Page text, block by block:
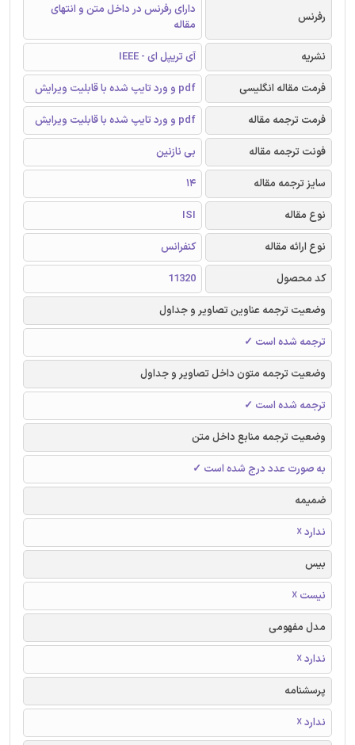
رفرنس
دارای رفرنس در داخل متن و انتهای
مقاله
نشریه
آی تریپل ای - IEEE
فرمت مقاله انگلیسی
pdf و ورد تایپ شده با قابلیت ویرایش
فرمت ترجمه مقاله
pdf و ورد تایپ شده با قابلیت ویرایش
فونت ترجمه مقاله
بی نازنین
سایز ترجمه مقاله
14
نوع مقاله
ISI
نوع ارائه مقاله
کنفرانس
کد محصول
11320
وضعیت ترجمه عناوین تصاویر و جداول
ترجمه شده است ✓
وضعیت ترجمه متون داخل تصاویر و جداول
ترجمه شده است ✓
وضعیت ترجمه منابع داخل متن
به صورت عدد درج شده است ✓
ضمیمه
ندارد ☓
بیس
نیست ☓
مدل مفهومی
ندارد ☓
پرسشنامه
ندارد ☓